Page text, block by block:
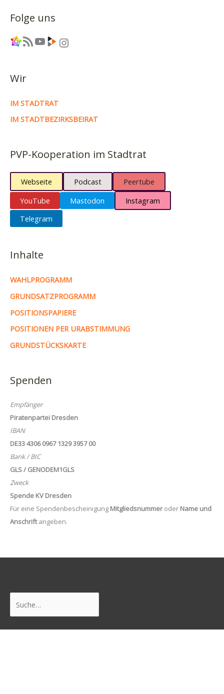
Folge uns
Link RSS-Feed YouTube Link Instagram
Wir
IM STADTRAT
IM STADTBEZIRKSBEIRAT
PVP-Kooperation im Stadtrat
Webseite Podcast
Peertube
YouTube
Mastodon
Instagram
Telegram
Inhalte
WAHLPROGRAMM
GRUNDSATZPROGRAMM
POSITIONSPAPIERE
POSITIONEN PER URABSTIMMUNG
GRUNDSTÜCKSKARTE
Spenden
Empfänger
Piratenpartei Dresden
IBAN
DE33 4306 0967 1329 3957 00
Bank / BIC
GLS / GENODEM1GLS
Zweck
Spende KV Dresden
Für eine Spendenbescheinigung Mitgliedsnummeroder Name und
Anschriftangeben.